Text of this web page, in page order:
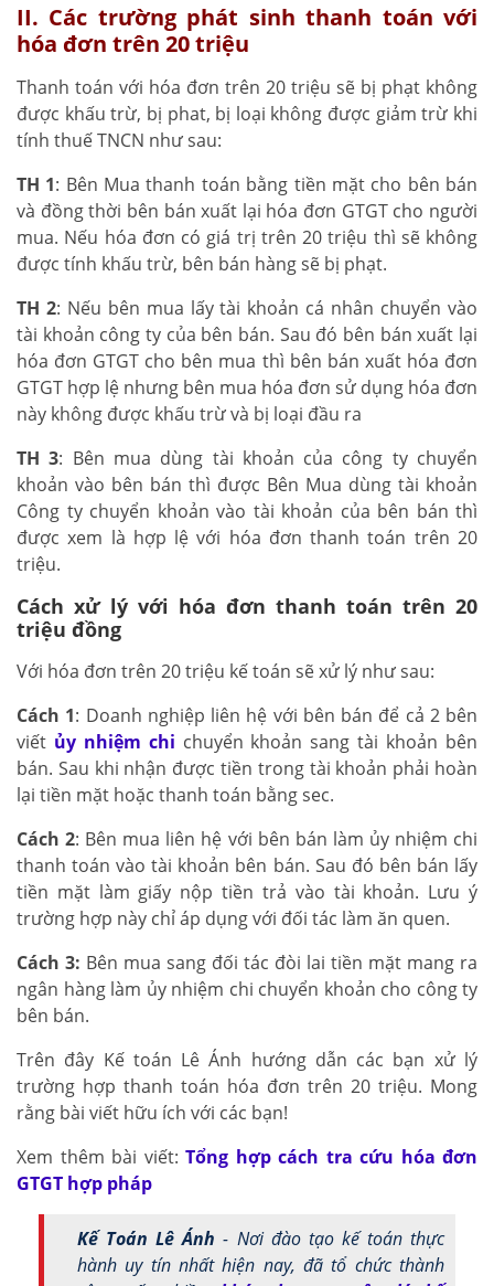
II. Các trường phát sinh thanh toán với
hóa đơn trên 20 triệu
Thanh toán với hóa đơn trên 20 triệu sẽ bị phạt không
được khấu trừ, bị phat, bị loại không được giảm trừ khi
tính thuế TNCN như sau:
TH 1: Bên Mua thanh toán bằng tiền mặt cho bên bán
và đồng thời bên bán xuất lại hóa đơn GTGT cho người
mua. Nếu hóa đơn có giá trị trên 20 triệu thì sẽ không
được tính khấu trừ, bên bán hàng sẽ bị phạt.
TH 2: Nếu bên mua lấy tài khoản cá nhân chuyển vào
tài khoản công ty của bên bán. Sau đó bên bán xuất lại
hóa đơn GTGT cho bên mua thì bên bán xuất hóa đơn
GTGT hợp lệ nhưng bên mua hóa đơn sử dụng hóa đơn
này không được khấu trừ và bị loại đầu ra
TH 3: Bên mua dùng tài khoản của công ty chuyển
khoản vào bên bán thì được Bên Mua dùng tài khoản
Công ty chuyển khoản vào tài khoản của bên bán thì
được xem là hợp lệ với hóa đơn thanh toán trên 20
triệu.
Cách xử lý với hóa đơn thanh toán trên 20
triệu đồng
Với hóa đơn trên 20 triệu kế toán sẽ xử lý như sau:
Cách 1: Doanh nghiệp liên hệ với bên bán để cả 2 bên
viết ủy nhiệm chi chuyển khoản sang tài khoản bên
bán. Sau khi nhận được tiền trong tài khoản phải hoàn
lại tiền mặt hoặc thanh toán bằng sec.
Cách 2: Bên mua liên hệ với bên bán làm ủy nhiệm chi
thanh toán vào tài khoản bên bán. Sau đó bên bán lấy
tiền mặt làm giấy nộp tiền trả vào tài khoản. Lưu ý
trường hợp này chỉ áp dụng với đối tác làm ăn quen.
Cách 3: Bên mua sang đối tác đòi lai tiền mặt mang ra
ngân hàng làm ủy nhiệm chi chuyển khoản cho công ty
bên bán.
Trên đây Kế toán Lê Ánh hướng dẫn các bạn xử lý
trường hợp thanh toán hóa đơn trên 20 triệu. Mong
rằng bài viết hữu ích với các bạn!
Xem thêm bài viết: Tổng hợp cách tra cứu hóa đơn
GTGT hợp pháp
Kế Toán Lê Ánh - Nơi đào tạo kế toán thực
hành uy tín nhất hiện nay, đã tổ chức thành